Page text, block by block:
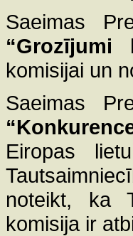
Saeimas
“Grozījumi
komisijai un
Saeimas
Eiropas
noteikt, ka
komisija ir